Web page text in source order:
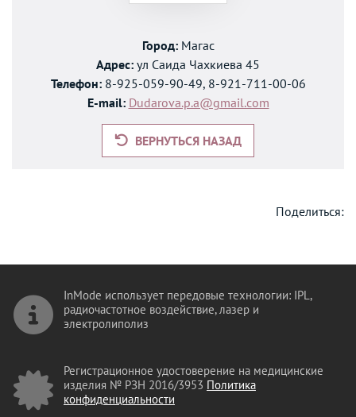
Город:Магас
Адрес: ул Саида Чахкиева 45
Телефон:8-925-059-90-49, 8-921-711-00-06
E-mail: Dudarova.p.a@gmail.com
ВЕРНУТЬСЯ НАЗАД
Поделиться:
InMode использует передовые технологии: IPL,
радиочастотное воздействие, лазер и
электролиполиз
Регистрационное удостоверение на медицинские
изделия № РЗН 2016/3953 Политика
конфиденциальности